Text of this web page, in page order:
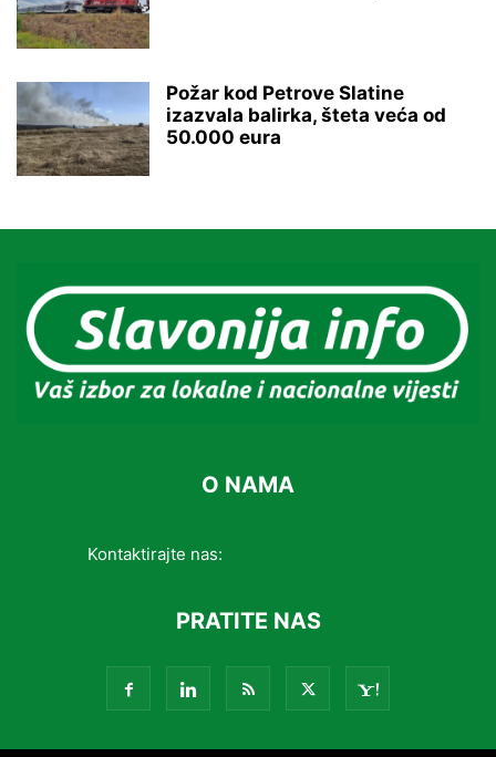
Požar kod Petrove Slatine
izazvala balirka, šteta veća od
50.000 eura
O NAMA
Kontaktirajte nas:
PRATITE NAS